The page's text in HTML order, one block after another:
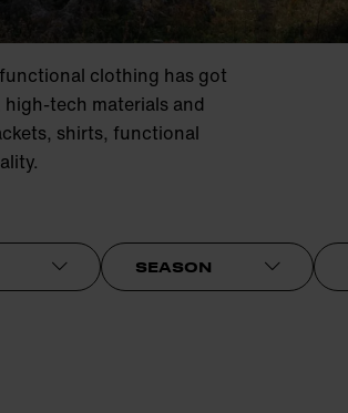
clothing has got
tech materials and
shirts, functional
SEASON